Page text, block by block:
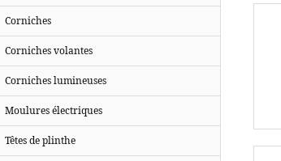
Corniches
Corniches volantes
Corniches lumineuses
Moulures électriques
Têtes de plinthe